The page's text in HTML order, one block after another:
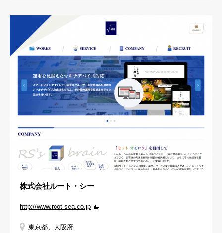
株式会社ルート・シー
http://www.root-sea.co.jp
東京都 大阪府